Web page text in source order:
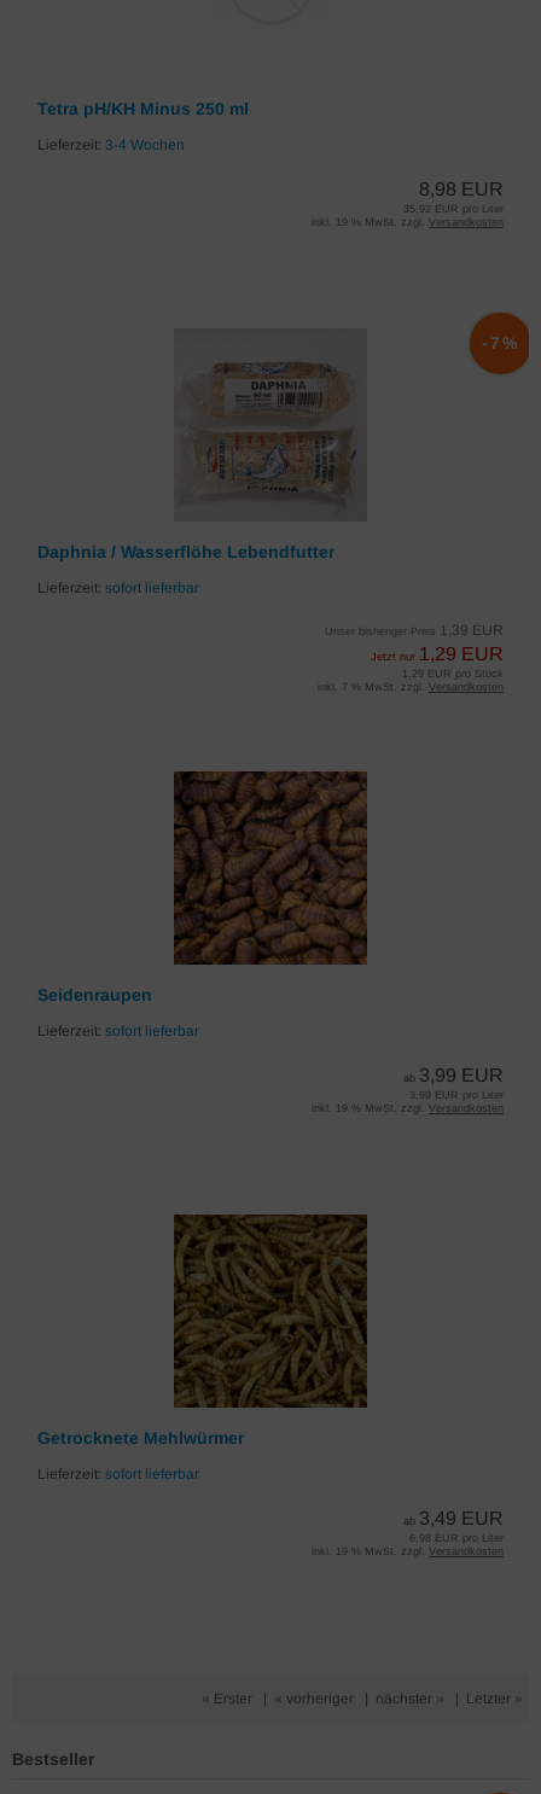
Tetra pH/KH Minus 250 ml
Lieferzeit: 3-4 Wochen
8,98 EUR
35,92 EUR pro Liter
inkl. 19 % MwSt. zzgl. Versandkosten
Daphnia / Wasserflöhe Lebendfutter
Lieferzeit: sofort lieferbar
Unser bisheriger Preis 1,39 EUR
Jetzt nur 1,29 EUR
-7%
1,29 EUR pro Stück
inkl. 7 % MwSt. zzgl. Versandkosten
Seidenraupen
Lieferzeit: sofort lieferbar
ab 3,99 EUR
3,99 EUR pro Liter
inkl. 19 % MwSt. zzgl. Versandkosten
Getrocknete Mehlwürmer
Lieferzeit: sofort lieferbar
ab 3,49 EUR
6,98 EUR pro Liter
inkl. 19 % MwSt. zzgl. Versandkosten
« Erster « vorheriger nächster » Letzter »
Bestseller